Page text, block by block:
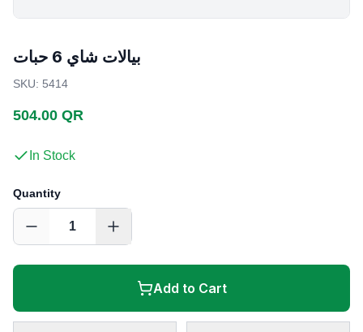
بيالات شاي 6 حبات
SKU: 5414
504.00 QR
In Stock
Quantity
1
Add to Cart